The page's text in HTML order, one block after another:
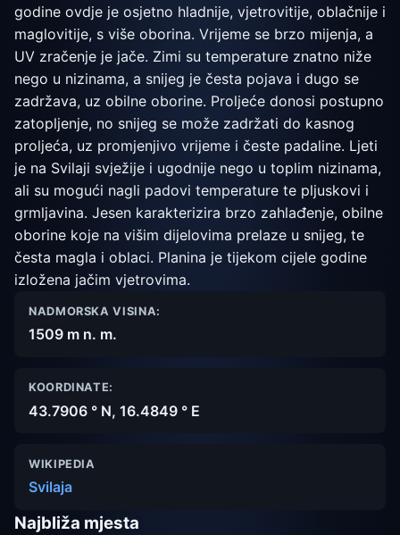
godine ovdje je osjetno hladnije, vjetrovitije, oblačnije i
maglovitije, s više oborina. Vrijeme se brzo mijenja, a
UV zračenje je jače. Zimi su temperature znatno niže
nego u nizinama, a snijeg je česta pojava i dugo se
zadržava, uz obilne oborine. Proljeće donosi postupno
zatopljenje, no snijeg se može zadržati do kasnog
proljeća, uz promjenjivo vrijeme i česte padaline. Ljeti
je na Svilaji svježije i ugodnije nego u toplim nizinama,
ali su mogući nagli padovi temperature te pljuskovi i
grmljavina. Jesen karakterizira brzo zahlađenje, obilne
oborine koje na višim dijelovima prelaze u snijeg, te
česta magla i oblaci. Planina je tijekom cijele godine
izložena jačim vjetrovima.
NADMORSKA VISINA:
1509 m n. m.
KOORDINATE:
43.7906 ° N, 16.4849 ° E
WIKIPEDIA
Svilaja
Najbliža mjesta